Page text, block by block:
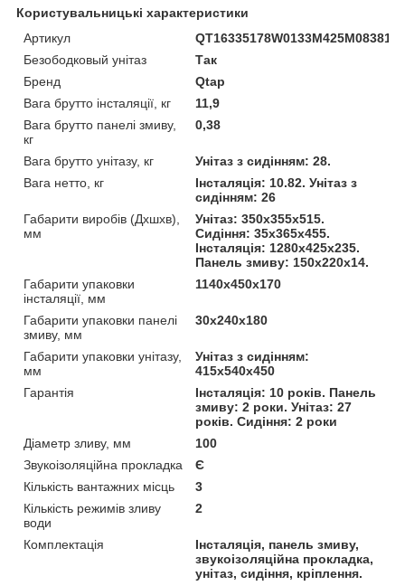
Користувальницькі характеристики
Артикул
Безободковый унітаз
Так
Бренд
Qtap
Вага брутто інсталяції, кг
11,9
Вага брутто панелі змиву,
кг
0,38
Вага брутто унітазу, кг
Унітаз з сидінням: 28.
Вага нетто, кг
Інсталяція: 10.82. Унітаз з
сидінням: 26
Габарити виробів (Дхшхв),
мм
Унітаз: 350х355х515.
Сидіння: 35х365х455.
Інсталяція: 1280х425х235.
Панель змиву: 150х220х14.
Габарити упаковки
інсталяції, мм
1140х450х170
Габарити упаковки панелі
змиву, мм
30х240х180
Габарити упаковки унітазу,
мм
Унітаз з сидінням:
415х540х450
Гарантія
Інсталяція: 10 років. Панель
змиву: 2 роки. Унітаз: 27
років. Сидіння: 2 роки
Діаметр зливу, мм
100
Звукоізоляційна прокладка
Є
Кількість вантажних місць
3
Кількість режимів зливу
води
2
Комплектація
Інсталяція, панель змиву,
звукоізоляційна прокладка,
унітаз, сидіння, кріплення.